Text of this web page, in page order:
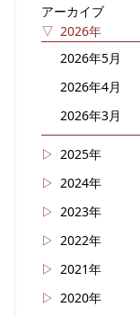
アーカイブ
2026年
2026年5月
2026年4月
2026年3月
2025年
2024年
2023年
2022年
2021年
2020年